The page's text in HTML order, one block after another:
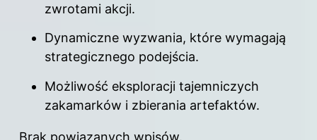
zwrotami akcji.
Dynamiczne wyzwania, które wymagają
strategicznego podejścia.
Możliwość eksploracji tajemniczych
zakamarków i zbierania artefaktów.
Brak powiązanych wpisów.